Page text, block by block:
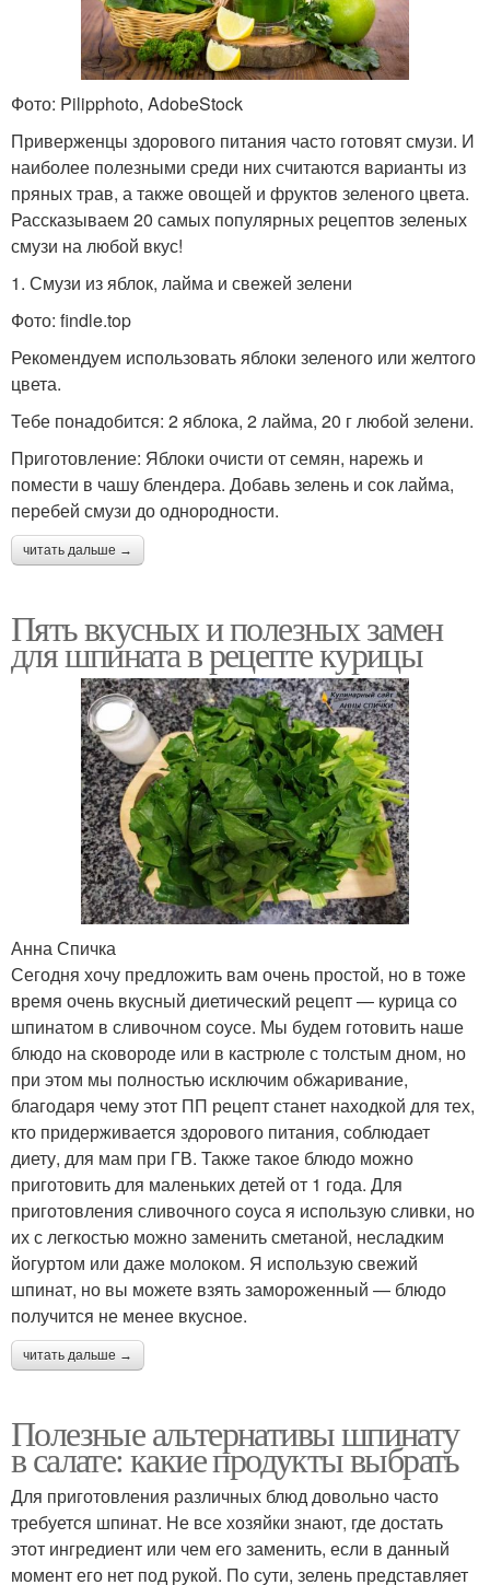
Фото: Pilipphoto, AdobeStock
Приверженцы здорового питания часто готовят смузи. И
наиболее полезными среди них считаются варианты из
пряных трав, а также овощей и фруктов зеленого цвета.
Рассказываем 20 самых популярных рецептов зеленых
смузи на любой вкус!
1. Смузи из яблок, лайма и свежей зелени
Фото: findle.top
Рекомендуем использовать яблоки зеленого или желтого
цвета.
Тебе понадобится: 2 яблока, 2 лайма, 20 г любой зелени.
Приготовление: Яблоки очисти от семян, нарежь и
помести в чашу блендера. Добавь зелень и сок лайма,
перебей смузи до однородности.
читать дальше →
Пять вкусных и полезных замен
для шпината в рецепте курицы
Анна Спичка
Сегодня хочу предложить вам очень простой, но в тоже
время очень вкусный диетический рецепт — курица со
шпинатом в сливочном соусе. Мы будем готовить наше
блюдо на сковороде или в кастрюле с толстым дном, но
при этом мы полностью исключим обжаривание,
благодаря чему этот ПП рецепт станет находкой для тех,
кто придерживается здорового питания, соблюдает
диету, для мам при ГВ. Также такое блюдо можно
приготовить для маленьких детей от 1 года. Для
приготовления сливочного соуса я использую сливки, но
их с легкостью можно заменить сметаной, несладким
йогуртом или даже молоком. Я использую свежий
шпинат, но вы можете взять замороженный — блюдо
получится не менее вкусное.
читать дальше →
Полезные альтернативы шпинату
в салате: какие продукты выбрать
Для приготовления различных блюд довольно часто
требуется шпинат. Не все хозяйки знают, где достать
этот ингредиент или чем его заменить, если в данный
момент его нет под рукой. По сути, зелень представляет